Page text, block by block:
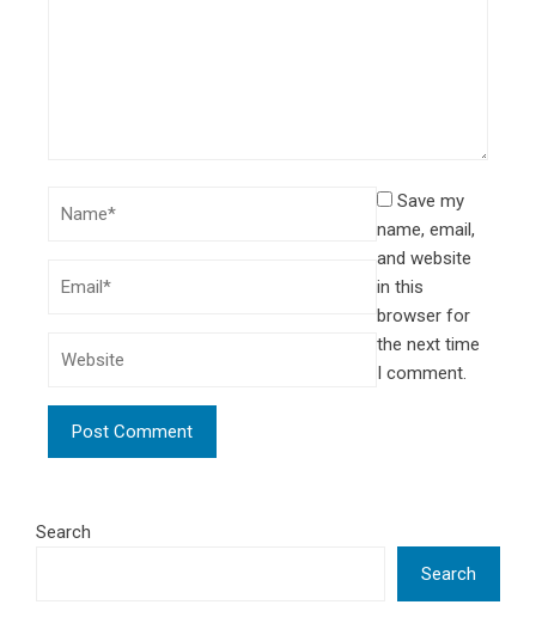
Save my
name, email,
and website
in this
browser for
the next time
I comment.
Search
Search